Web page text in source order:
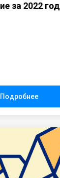
за 2022 год
Подробнее